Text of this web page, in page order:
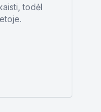
todėl